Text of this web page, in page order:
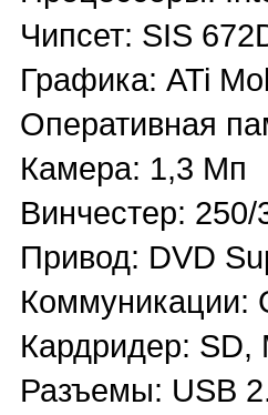
Чипсет: SIS
Графика: ATi
Оперативная
Камера: 1,3 Мп
Винчестер:
Привод: DVD
Коммуникации:
Кардридер: SD,
Разъемы: USB